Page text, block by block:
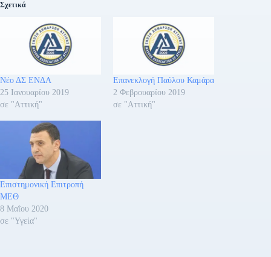
Σχετικά
Νέο ΔΣ ΕΝΔΑ
25 Ιανουαρίου 2019
σε "Αττική"
Επανεκλογή Παύλου Καμάρα
2 Φεβρουαρίου 2019
σε "Αττική"
Επιστημονική Επιτροπή
ΜΕΘ
8 Μαΐου 2020
σε "Υγεία"